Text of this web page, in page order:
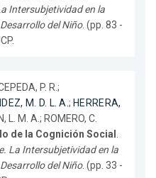
Intersubjetividad en la
del Niño. (pp. 83 -
P. R.;
M. D. L. A.; HERRERA,
L. M. A.; ROMERO, C.
de la Cognición Social
La Intersubjetividad en la
del Niño. (pp. 33 -